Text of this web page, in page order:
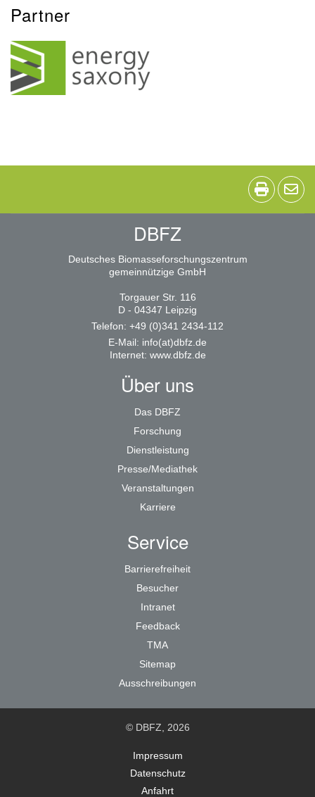
Partner
DBFZ
Deutsches Biomasseforschungszentrum
gemeinnützige GmbH
Torgauer Str. 116
D - 04347 Leipzig
Telefon: +49 (0)341 2434-112
E-Mail: info(at)dbfz.de
Internet: www.dbfz.de
Über uns
Das DBFZ
Forschung
Dienstleistung
Presse/Mediathek
Veranstaltungen
Karriere
Service
Barrierefreiheit
Besucher
Intranet
Feedback
TMA
Sitemap
Ausschreibungen
© DBFZ, 2026
Impressum
Datenschutz
Anfahrt